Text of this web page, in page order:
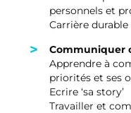
personnels et
Carrière durable
Communiquer
Apprendre à
priorités et ses
Ecrire ‘sa story’
Travailler et